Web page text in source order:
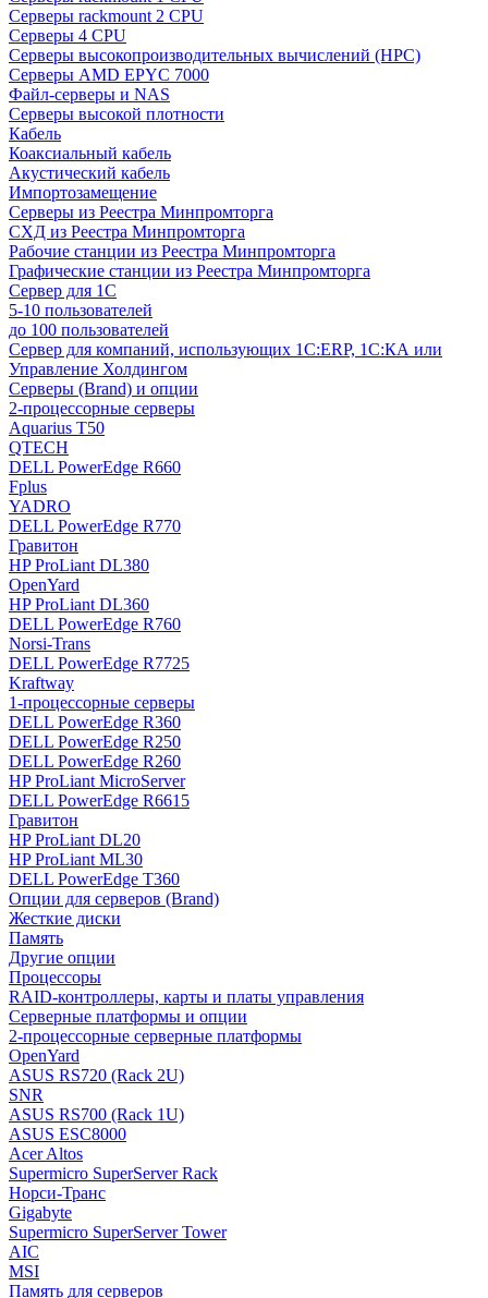
Серверы rackmount 2 CPU
Серверы 4 CPU
Серверы высокопроизводительных вычислений (HPC)
Серверы AMD EPYC 7000
Файл-серверы и NAS
Серверы высокой плотности
Кабель
Коаксиальный кабель
Акустический кабель
Импортозамещение
Серверы из Реестра Минпромторга
СХД из Реестра Минпромторга
Рабочие станции из Реестра Минпромторга
Графические станции из Реестра Минпромторга
Сервер для 1С
5-10 пользователей
до 100 пользователей
Сервер для компаний, использующих 1C:ERP, 1С:КА или
Управление Холдингом
Серверы (Brand) и опции
2-процессорные серверы
Aquarius T50
QTECH
DELL PowerEdge R660
Fplus
YADRO
DELL PowerEdge R770
Гравитон
HP ProLiant DL380
OpenYard
HP ProLiant DL360
DELL PowerEdge R760
Norsi-Trans
DELL PowerEdge R7725
Kraftway
1-процессорные серверы
DELL PowerEdge R360
DELL PowerEdge R250
DELL PowerEdge R260
HP ProLiant MicroServer
DELL PowerEdge R6615
Гравитон
HP ProLiant DL20
HP ProLiant ML30
DELL PowerEdge T360
Опции для серверов (Brand)
Жесткие диски
Память
Другие опции
Процессоры
RAID-контроллеры, карты и платы управления
Серверные платформы и опции
2-процессорные серверные платформы
OpenYard
ASUS RS720 (Rack 2U)
SNR
ASUS RS700 (Rack 1U)
ASUS ESC8000
Acer Altos
Supermicro SuperServer Rack
Норси-Транс
Gigabyte
Supermicro SuperServer Tower
AIC
MSI
Память для серверов